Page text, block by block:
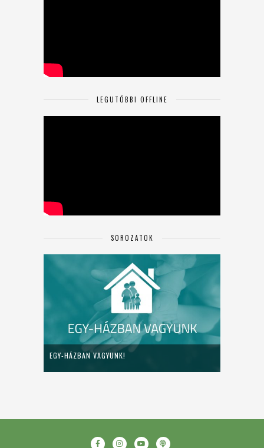
LEGUTÓBBI OFFLINE
SOROZATOK
EGY-HÁZBAN VAGYUNK!